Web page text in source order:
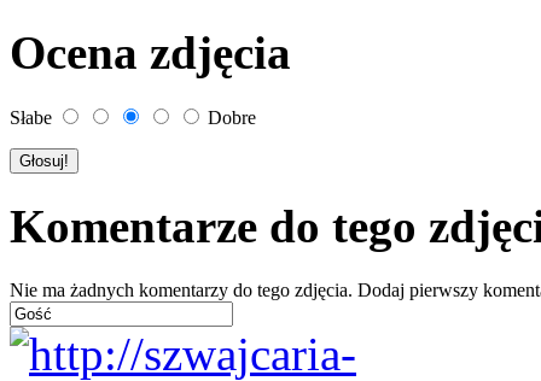
Ocena zdjęcia
Słabe Dobre
Komentarze do tego
Nie ma żadnych komentarzy do tego zdjęcia. Dodaj pierwszy